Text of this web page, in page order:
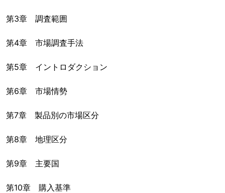
第3章 調査範囲
第4章 市場調査手法
第5章 イントロダクション
第6章 市場情勢
第7章 製品別の市場区分
第8章 地理区分
第9章 主要国
第10章 購入基準